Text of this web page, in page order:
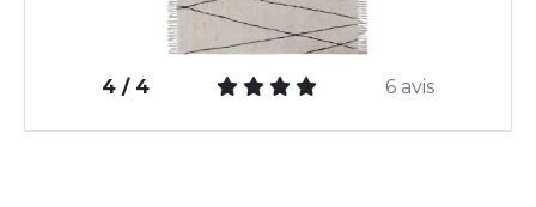
4 / 4 6 avis